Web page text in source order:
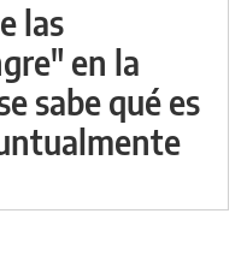
las
en la
sabe qué es